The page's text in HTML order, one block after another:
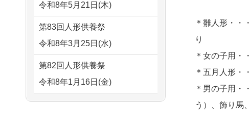
＊雛人形・・
り
＊女の子用・
＊五月人形・
＊男の子用・
う）、飾り馬
2026/07/31 08:41
埼玉県の方からお申込み
2026/07/30 22:27
墨田区の方からお申込み
2026/07/30 17:02
神奈川の方からお申込み
が...
達を、ちゃんと供養したく、
供養・処分したいのですが、
お雛様とお内裏様だ...
2024/01/13供養申込みの後、
供養祭までお人形はどうなっ
てるのですか？
令和8年5月21日(木)
第83回人形供養祭
令和8年3月25日(水)
第82回人形供養祭
令和8年1月16日(金)
第81回人形供養祭